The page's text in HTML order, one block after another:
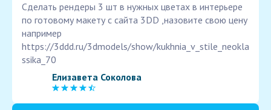
Сделать рендеры 3 шт в нужных цветах в интерьере
по готовому макету с сайта 3DD ,назовите свою цену
например
https://3ddd.ru/3dmodels/show/kukhnia_v_stile_neokla
ssika_70
Елизавета Соколова